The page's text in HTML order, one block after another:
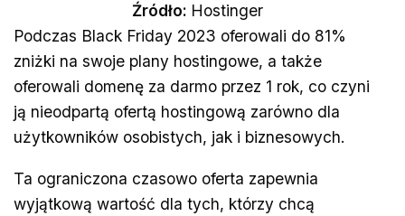
Źródło: Hostinger
Podczas Black Friday 2023 oferowali do 81%
zniżki na swoje plany hostingowe, a także
oferowali domenę za darmo przez 1 rok, co czyni
ją nieodpartą ofertą hostingową zarówno dla
użytkowników osobistych, jak i biznesowych.
Ta ograniczona czasowo oferta zapewnia
wyjątkową wartość dla tych, którzy chcą